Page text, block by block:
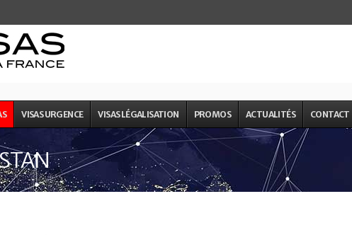
VISAS URGENCE VISAS LÉGALISATION PROMOS ACTUALITÉS CONTACT